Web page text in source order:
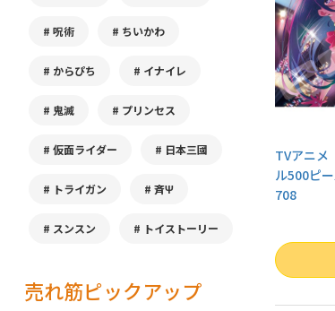
呪術 ちいかわ
からぴち イナイレ
鬼滅 プリンセス
仮面ライダー 日本三國
トライガン 斉Ψ
スンスン トイストーリー
売れ筋ピックアップ
TVアニメ
ル500ピ
708
数量